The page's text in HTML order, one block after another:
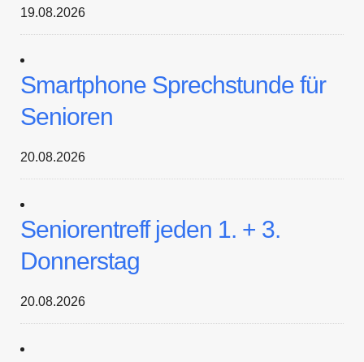
19.08.2026
Smartphone Sprechstunde für
Senioren
20.08.2026
Seniorentreff jeden 1. + 3.
Donnerstag
20.08.2026